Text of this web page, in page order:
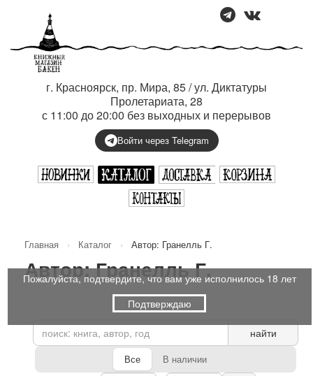
г. Красноярск, пр. Мира, 85 / ул. Диктатуры
Пролетариата, 28
с 11:00 до 20:00 без выходных и перерывов
Войти через Telegram
Главная › Каталог › Автор: Гранелль Г.
Автор: Гранелль Г.
найти
Все
В наличии
Пожалуйста, подтвердите, что вам уже исполнилось 18 лет
Подтверждаю